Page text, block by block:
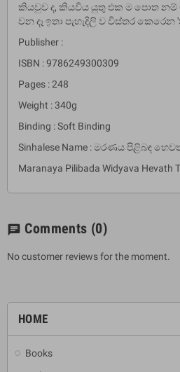
HOME
Books
කියවුව ද, කියවිය යුතු එක ම පොත නම්
වන දෑ ඉතා පැහැදිලි ව විස්තර
Publisher :
ISBN : 9786249300309
Pages : 248
Weight : 340g
Binding : Soft Binding
Sinhalese Name : මරණය පිළිබඳ
Maranaya Pilibada Widyava Hevath
chat Comments (0)
No customer reviews for the moment.